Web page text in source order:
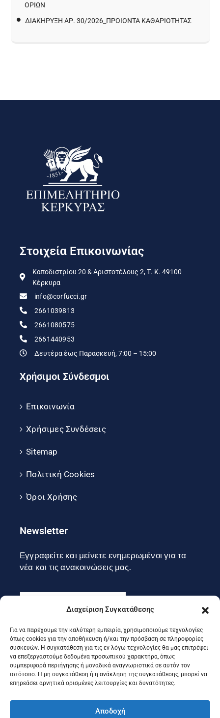
Διαχείριση Συγκατάθεσης
Για να παρέχουμε την καλύτερη εμπειρία, χρησιμοποιούμε τεχνολογίες
όπως cookies για την αποθήκευση ή/και την πρόσβαση σε πληροφορίες
συσκευών. Η συγκατάθεση για τις εν λόγω τεχνολογίες θα μας επιτρέψει
να επεξεργαστούμε δεδομένα προσωπικού χαρακτήρα, όπως
συμπεριφορά περιήγησης ή μοναδικά αναγνωριστικά σε αυτόν τον
ιστότοπο. Η μη συγκατάθεση ή η ανάκληση της συγκατάθεσης, μπορεί να
επηρεάσει αρνητικά ορισμένες λειτουργίες και δυνατότητες.
Αποδοχή
ΟΡΙΩΝ
ΔΙΑΚΉΡΥΞΗ ΑΡ. 30/2026_ΠΡΟΙΌΝΤΑ ΚΑΘΑΡΙΌΤΗΤΑΣ
Στοιχεία Επικοινωνίας
Καποδιστρίου 20 & Αριστοτέλους 2, Τ. Κ. 49100
Κέρκυρα
info@corfucci.gr
2661039813
2661080575
2661440953
Δευτέρα έως Παρασκευή, 7:00 – 15:00
Χρήσιμοι Σύνδεσμοι
Επικοινωνία
Χρήσιμες Συνδέσεις
Sitemap
Πολιτική Cookies
Όροι Χρήσης
Newsletter
Εγγραφείτε και μείνετε ενημερωμένοι για τα
νέα και τις ανακοινώσεις μας.
Εγγραφή
Ακολουθήστε μας στα social